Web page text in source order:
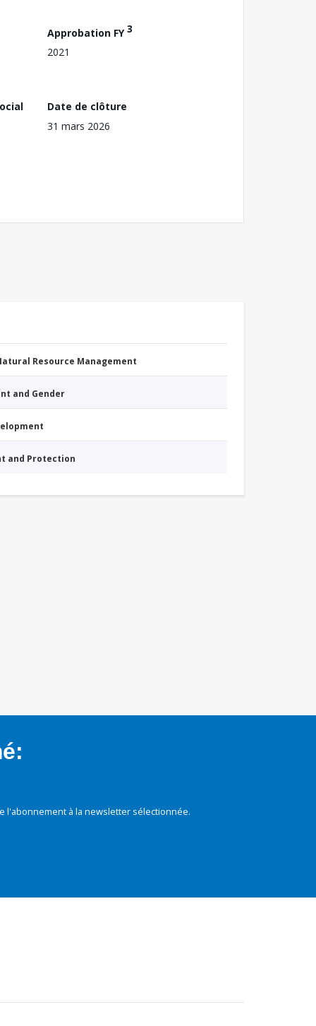
Approbation FY3
2021
Date de clôture
31 mars 2026
Resource Management
and Gender
and Protection
à la newsletter sélectionnée.